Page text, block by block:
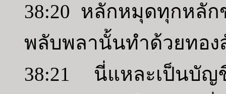
38:20 หลักหมุดทุกหลัก
พลับพลานั้นทำด้วยทอ
38:21 นี่แหละเป็นบั